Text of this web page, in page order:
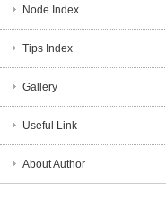
Node Index
Tips Index
Gallery
Useful Link
About Author